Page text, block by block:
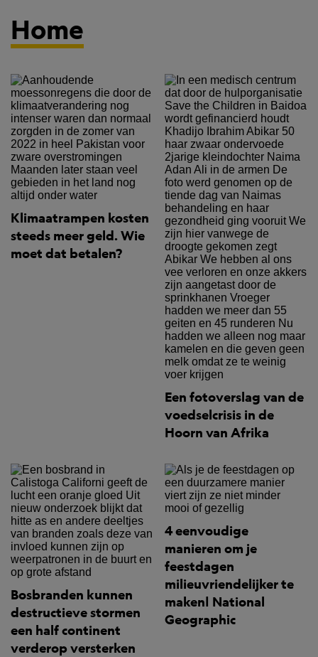
Home
Klimaatrampen kosten
steeds meer geld. Wie
moet dat betalen?
Een fotoverslag van de
voedselcrisis in de
Hoorn van Afrika
Bosbranden kunnen
destructieve stormen
een half continent
verderop versterken
4 eenvoudige
manieren om je
feestdagen
milieuvriendelijker te
maken| National
Geographic